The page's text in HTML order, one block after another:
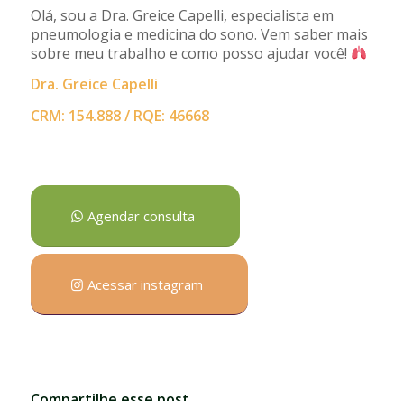
Olá, sou a Dra. Greice Capelli, especialista em
pneumologia e medicina do sono. Vem saber mais
sobre meu trabalho e como posso ajudar você!
Dra. Greice Capelli
CRM: 154.888 / RQE: 46668
Agendar consulta
Acessar instagram